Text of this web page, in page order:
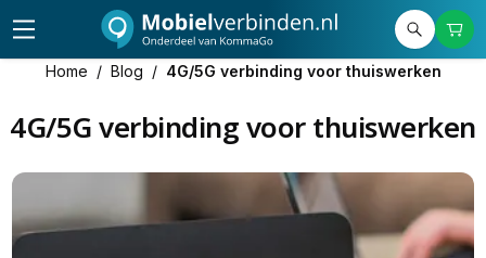
Home / Blog / 4G/5G verbinding voor thuiswerken
4G/5G verbinding voor thuiswerken